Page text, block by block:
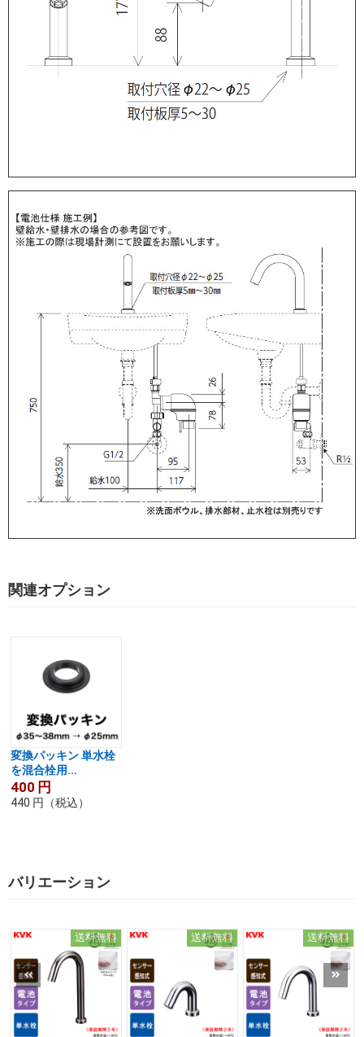
関連オプション
変換パッキン 単水栓
を混合栓用...
400 円
440 円 （税込）
バリエーション
送料無料 送料無料 送料無料